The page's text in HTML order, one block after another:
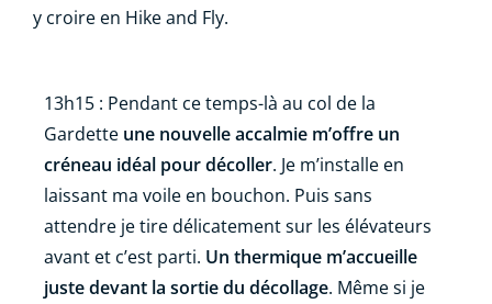
y croire en Hike and Fly.
13h15 : Pendant ce temps-là au col de la
Gardette une nouvelle accalmie m’offre un
créneau idéal pour décoller. Je m’installe en
laissant ma voile en bouchon. Puis sans
attendre je tire délicatement sur les élévateurs
avant et c’est parti. Un thermique m’accueille
juste devant la sortie du décollage. Même si je